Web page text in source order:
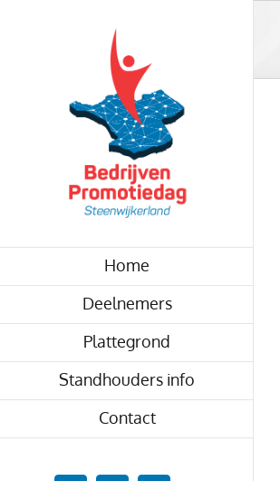
Home
Deelnemers
Plattegrond
Standhouders info
Contact